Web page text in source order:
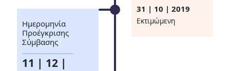
31 | 10 | 2019
Eκτιμώμενη
Ημερομηνία
Προέγκρισης
Σύμβασης
11 | 12 |